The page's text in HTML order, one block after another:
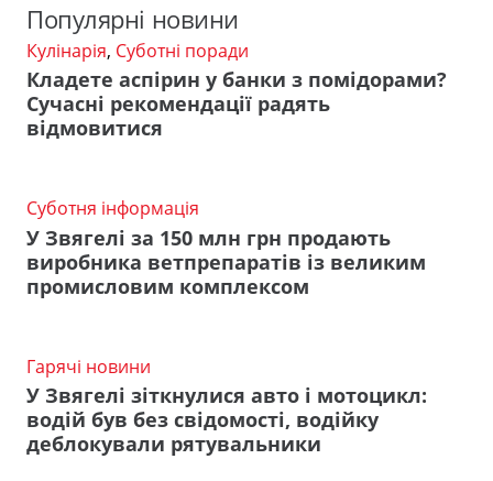
Популярні новини
Кулінарія, Суботні поради
Кладете аспірин у банки з помідорами?
Сучасні рекомендації радять
відмовитися
Суботня інформація
У Звягелі за 150 млн грн продають
виробника ветпрепаратів із великим
промисловим комплексом
Гарячі новини
У Звягелі зіткнулися авто і мотоцикл:
водій був без свідомості, водійку
деблокували рятувальники